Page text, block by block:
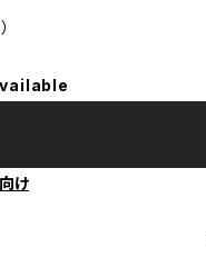
け